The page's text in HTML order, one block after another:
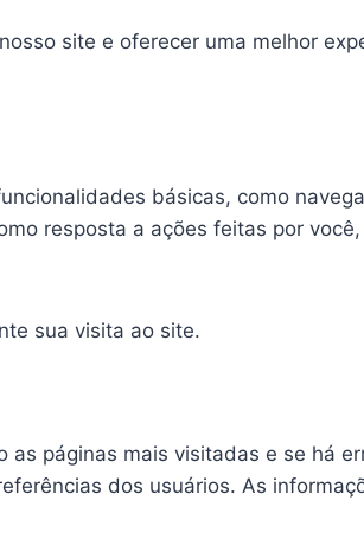
site e oferecer uma melhor
básicas, como
resposta a ações feitas por
sua visita ao site.
páginas mais visitadas e se há
dos usuários. As